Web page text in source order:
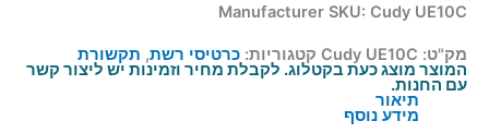
Manufacturer SKU: Cudy UE10C
מק"ט: Cudy UE10C קטגוריות: כרטיסי רשת, תקשורת
המוצר מוצג כעת בקטלוג. לקבלת מחיר וזמינות יש ליצור קשר
עם החנות.
תיאור
מידע נוסף